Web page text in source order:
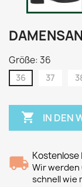
Größe: 36
36 37
 IN DEN
Wir werden
schnell wie